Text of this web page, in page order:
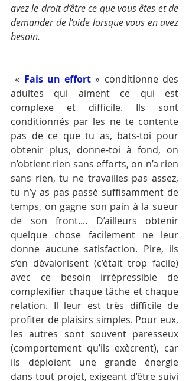
avez le droit d’être ce que vous êtes et de
demander de l’aide lorsque vous en avez
besoin.
« Fais un effort » conditionne des
adultes qui aiment ce qui est
complexe et difficile. Ils sont
conditionnés par les ne te contente
pas de ce que tu as, bats-toi pour
obtenir plus, donne-toi à fond, on
n’obtient rien sans efforts, on n’a rien
sans rien, tu ne travailles pas assez,
tu n’y as pas passé suffisamment de
temps, on gagne son pain à la sueur
de son front.... D’ailleurs obtenir
quelque chose facilement ne leur
donne aucune satisfaction. Pire, ils
s’en dévalorisent (c’était trop facile)
avec ce besoin irrépressible de
complexifier chaque tâche et chaque
relation. Il leur est très difficile de
profiter de plaisirs simples. Pour eux,
les autres sont souvent paresseux
(comportement qu’ils exècrent), car
ils déploient une grande énergie
dans tout projet, exigeant d’être suivi